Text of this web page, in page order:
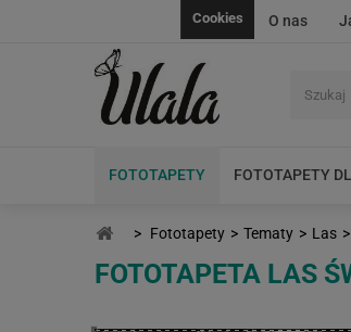
O nas
Cookies
FOTOTAPETY FOTOTAPETY
> Fototapety > Tematy > Las >
FOTOTAPETA LAS